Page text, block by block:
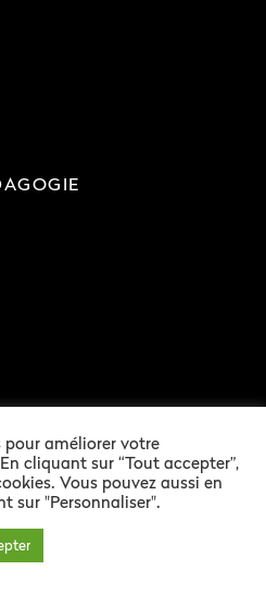
pour améliorer votre
cliquant sur “Tout accepter”,
Vous pouvez aussi en
sur "Personnaliser".